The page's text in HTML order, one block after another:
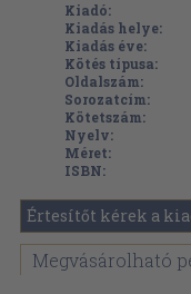
Kiadó:
Kiadás helye:
Kiadás éve:
Kötés típusa:
Oldalszám:
Sorozatcím:
Kötetszám:
Nyelv:
Méret:
ISBN:
Értesítőt kérek a
Megvásárolható